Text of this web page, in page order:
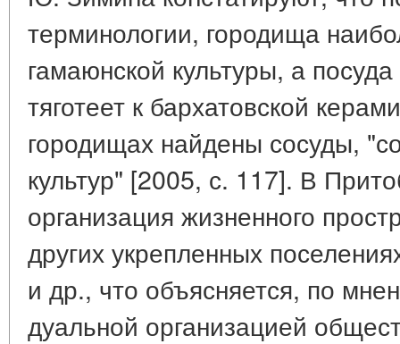
терминологии, городища
гамаюнской культуры, а
тяготеет к бархатовской
городищах найдены сосуды,
культур" [2005, с. 117]. В
организация жизненного
других укрепленных
и др., что объясняется, по
дуальной организацией